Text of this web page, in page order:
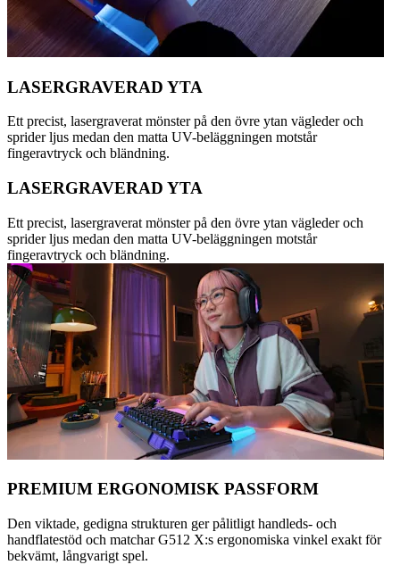
LASERGRAVERAD YTA
Ett precist, lasergraverat mönster på den övre ytan vägleder och
sprider ljus medan den matta UV-beläggningen motstår
fingeravtryck och bländning.
LASERGRAVERAD YTA
Ett precist, lasergraverat mönster på den övre ytan vägleder och
sprider ljus medan den matta UV-beläggningen motstår
fingeravtryck och bländning.
PREMIUM ERGONOMISK PASSFORM
Den viktade, gedigna strukturen ger pålitligt handleds- och
handflatestöd och matchar G512 X:s ergonomiska vinkel exakt för
bekvämt, långvarigt spel.